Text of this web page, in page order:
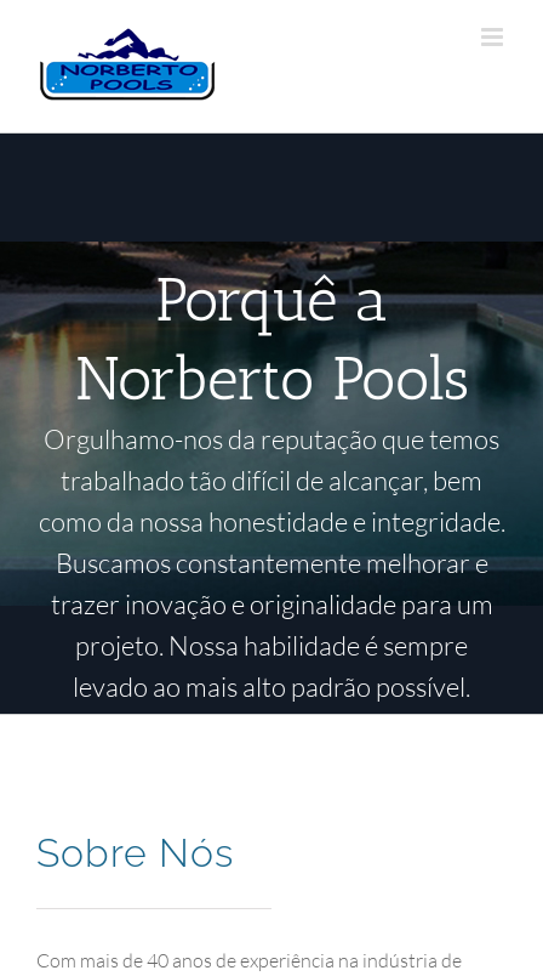
Porquê a
Norberto Pools
Orgulhamo-nos da reputação que temos
trabalhado tão difícil de alcançar, bem
como da nossa honestidade e integridade.
Buscamos constantemente melhorar e
trazer inovação e originalidade para um
projeto. Nossa habilidade é sempre
levado ao mais alto padrão possível.
Sobre Nós
Com mais de 40 anos de experiência na indústria de